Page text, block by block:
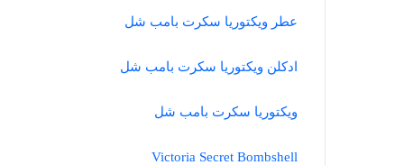
عطر ویکتوریا سکرت بامب شل
ادکلن ویکتوریا سکرت بامب شل
ویکتوریا سکرت بامب شل
Victoria Secret Bombshell